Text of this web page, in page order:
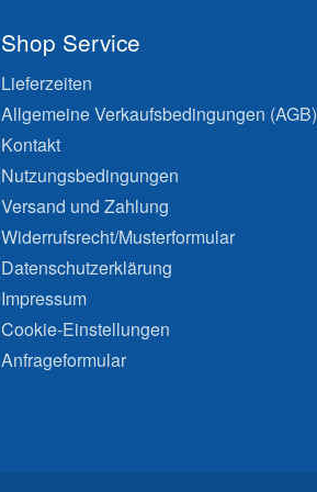
Shop Service
Lieferzeiten
Allgemeine Verkaufsbedingungen (AGB)
Kontakt
Nutzungsbedingungen
Versand und Zahlung
Widerrufsrecht/Musterformular
Datenschutzerklärung
Impressum
Cookie-Einstellungen
Anfrageformular